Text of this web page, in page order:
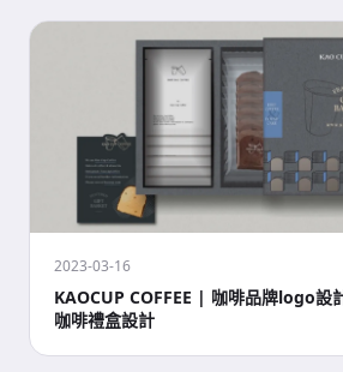
2023-03-16
KAOCUP COFFEE | 咖啡品牌logo設
咖啡禮盒設計